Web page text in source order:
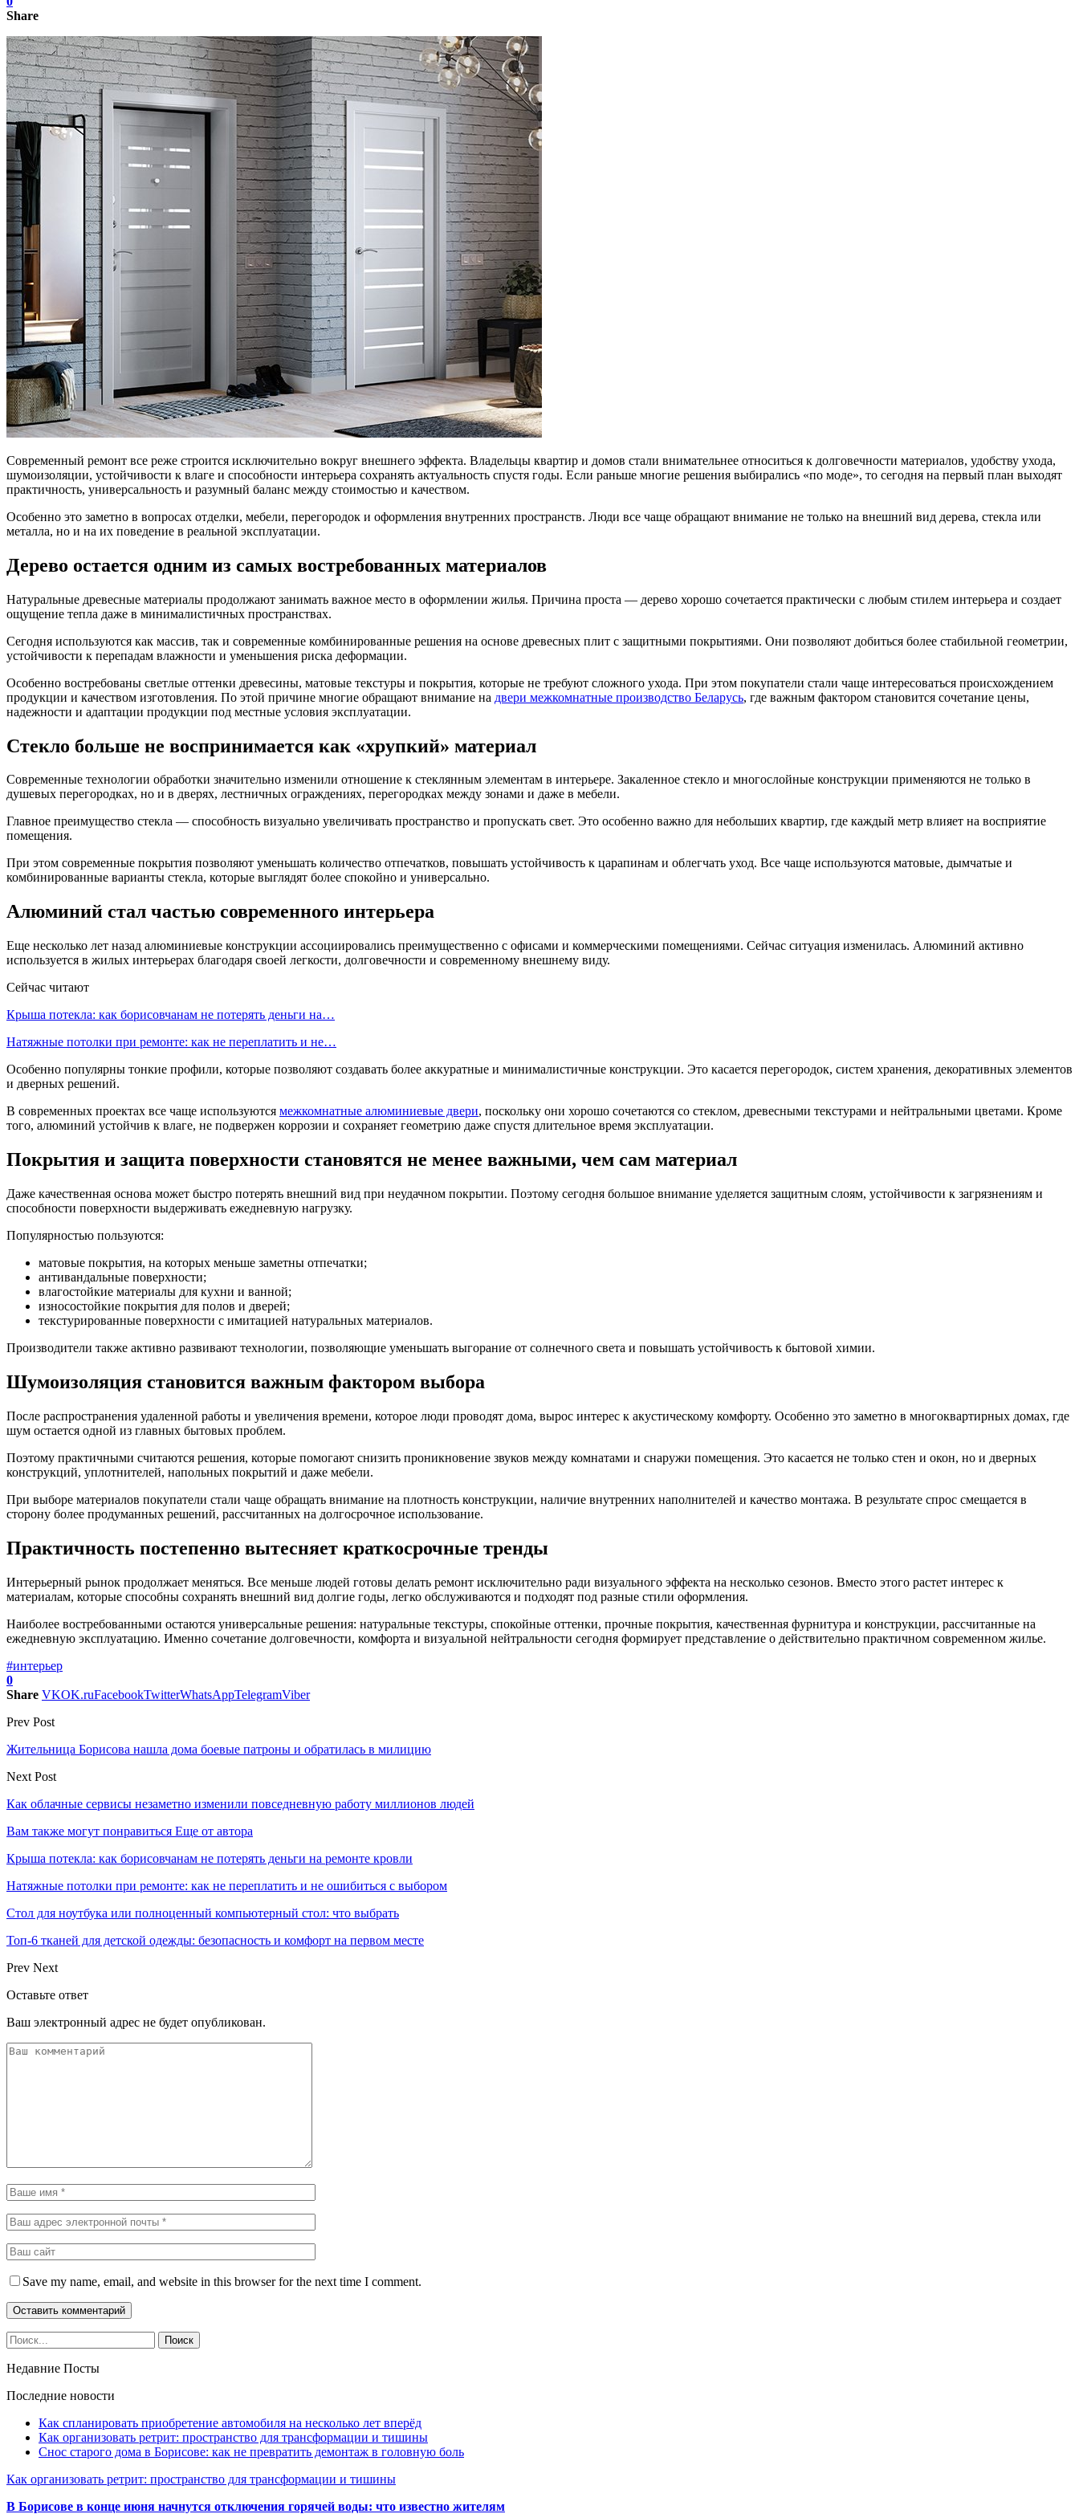
Share
Современный ремонт все реже строится исключительно вокруг внешнего эффекта. Владельцы квартир и домов стали внимательнее относиться к долговечности материалов, удобству ухода,
шумоизоляции, устойчивости к влаге и способности интерьера сохранять актуальность спустя годы. Если раньше многие решения выбирались «по моде», то сегодня на первый план выходят
практичность, универсальность и разумный баланс между стоимостью и качеством.
Особенно это заметно в вопросах отделки, мебели, перегородок и оформления внутренних пространств. Люди все чаще обращают внимание не только на внешний вид дерева, стекла или
металла, но и на их поведение в реальной эксплуатации.
Дерево остается одним из самых востребованных материалов
Натуральные древесные материалы продолжают занимать важное место в оформлении жилья. Причина проста — дерево хорошо сочетается практически с любым стилем интерьера и создает
ощущение тепла даже в минималистичных пространствах.
Сегодня используются как массив, так и современные комбинированные решения на основе древесных плит с защитными покрытиями. Они позволяют добиться более стабильной геометрии,
устойчивости к перепадам влажности и уменьшения риска деформации.
Особенно востребованы светлые оттенки древесины, матовые текстуры и покрытия, которые не требуют сложного ухода. При этом покупатели стали чаще интересоваться происхождением
продукции и качеством изготовления. По этой причине многие обращают внимание на двери межкомнатные производство Беларусь, где важным фактором становится сочетание цены,
надежности и адаптации продукции под местные условия эксплуатации.
Стекло больше не воспринимается как «хрупкий» материал
Современные технологии обработки значительно изменили отношение к стеклянным элементам в интерьере. Закаленное стекло и многослойные конструкции применяются не только в
душевых перегородках, но и в дверях, лестничных ограждениях, перегородках между зонами и даже в мебели.
Главное преимущество стекла — способность визуально увеличивать пространство и пропускать свет. Это особенно важно для небольших квартир, где каждый метр влияет на восприятие
помещения.
При этом современные покрытия позволяют уменьшать количество отпечатков, повышать устойчивость к царапинам и облегчать уход. Все чаще используются матовые, дымчатые и
комбинированные варианты стекла, которые выглядят более спокойно и универсально.
Алюминий стал частью современного интерьера
Еще несколько лет назад алюминиевые конструкции ассоциировались преимущественно с офисами и коммерческими помещениями. Сейчас ситуация изменилась. Алюминий активно
используется в жилых интерьерах благодаря своей легкости, долговечности и современному внешнему виду.
Сейчас читают
Крыша потекла: как борисовчанам не потерять деньги на…
Натяжные потолки при ремонте: как не переплатить и не…
Особенно популярны тонкие профили, которые позволяют создавать более аккуратные и минималистичные конструкции. Это касается перегородок, систем хранения, декоративных элементов
и дверных решений.
В современных проектах все чаще используются межкомнатные алюминиевые двери, поскольку они хорошо сочетаются со стеклом, древесными текстурами и нейтральными цветами. Кроме
того, алюминий устойчив к влаге, не подвержен коррозии и сохраняет геометрию даже спустя длительное время эксплуатации.
Покрытия и защита поверхности становятся не менее важными, чем сам материал
Даже качественная основа может быстро потерять внешний вид при неудачном покрытии. Поэтому сегодня большое внимание уделяется защитным слоям, устойчивости к загрязнениям и
способности поверхности выдерживать ежедневную нагрузку.
Популярностью пользуются:
матовые покрытия, на которых меньше заметны отпечатки;
антивандальные поверхности;
влагостойкие материалы для кухни и ванной;
износостойкие покрытия для полов и дверей;
текстурированные поверхности с имитацией натуральных материалов.
Производители также активно развивают технологии, позволяющие уменьшать выгорание от солнечного света и повышать устойчивость к бытовой химии.
Шумоизоляция становится важным фактором выбора
После распространения удаленной работы и увеличения времени, которое люди проводят дома, вырос интерес к акустическому комфорту. Особенно это заметно в многоквартирных домах, где
шум остается одной из главных бытовых проблем.
Поэтому практичными считаются решения, которые помогают снизить проникновение звуков между комнатами и снаружи помещения. Это касается не только стен и окон, но и дверных
конструкций, уплотнителей, напольных покрытий и даже мебели.
При выборе материалов покупатели стали чаще обращать внимание на плотность конструкции, наличие внутренних наполнителей и качество монтажа. В результате спрос смещается в
сторону более продуманных решений, рассчитанных на долгосрочное использование.
Практичность постепенно вытесняет краткосрочные тренды
Интерьерный рынок продолжает меняться. Все меньше людей готовы делать ремонт исключительно ради визуального эффекта на несколько сезонов. Вместо этого растет интерес к
материалам, которые способны сохранять внешний вид долгие годы, легко обслуживаются и подходят под разные стили оформления.
Наиболее востребованными остаются универсальные решения: натуральные текстуры, спокойные оттенки, прочные покрытия, качественная фурнитура и конструкции, рассчитанные на
ежедневную эксплуатацию. Именно сочетание долговечности, комфорта и визуальной нейтральности сегодня формирует представление о действительно практичном современном жилье.
#интерьер
0
Share VKOK.ruFacebookTwitterWhatsAppTelegramViber
Prev Post
Жительница Борисова нашла дома боевые патроны и обратилась в милицию
Next Post
Как облачные сервисы незаметно изменили повседневную работу миллионов людей
Вам также могут понравиться Еще от автора
Крыша потекла: как борисовчанам не потерять деньги на ремонте кровли
Натяжные потолки при ремонте: как не переплатить и не ошибиться с выбором
Стол для ноутбука или полноценный компьютерный стол: что выбрать
Топ-6 тканей для детской одежды: безопасность и комфорт на первом месте
Prev Next
Оставьте ответ
Ваш электронный адрес не будет опубликован.
Save my name, email, and website in this browser for the next time I comment.
Недавние Посты
Последние новости
Как спланировать приобретение автомобиля на несколько лет вперёд
Как организовать ретрит: пространство для трансформации и тишины
Снос старого дома в Борисове: как не превратить демонтаж в головную боль
Как организовать ретрит: пространство для трансформации и тишины
В Борисове в конце июня начнутся отключения горячей воды: что известно жителям